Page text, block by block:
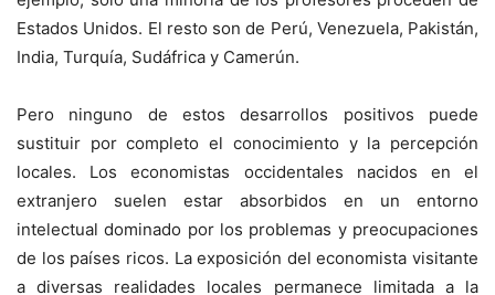
Estados Unidos. El resto son de Perú, Venezuela, Pakistán,
India, Turquía, Sudáfrica y Camerún.
Pero ninguno de estos desarrollos positivos puede
sustituir por completo el conocimiento y la percepción
locales. Los economistas occidentales nacidos en el
extranjero suelen estar absorbidos en un entorno
intelectual dominado por los problemas y preocupaciones
de los países ricos. La exposición del economista visitante
a diversas realidades locales permanece limitada a la